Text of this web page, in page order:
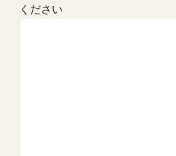
ください